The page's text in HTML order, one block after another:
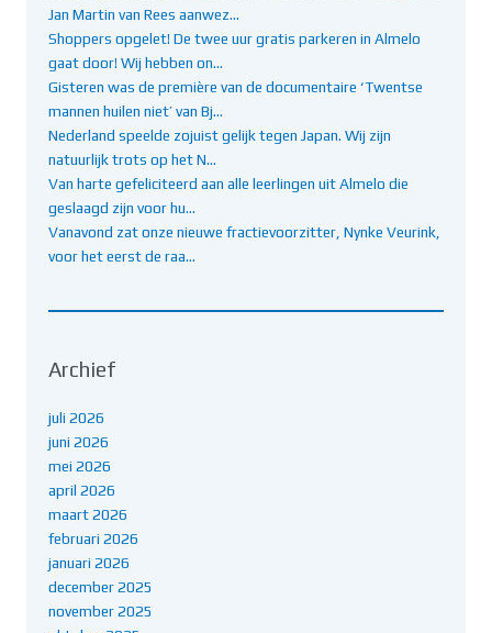
Jan Martin van Rees aanwez…
Shoppers opgelet! De twee uur gratis parkeren in Almelo
gaat door! Wij hebben on…
Gisteren was de première van de documentaire ‘Twentse
mannen huilen niet’ van Bj…
Nederland speelde zojuist gelijk tegen Japan. Wij zijn
natuurlijk trots op het N…
Van harte gefeliciteerd aan alle leerlingen uit Almelo die
geslaagd zijn voor hu…
Vanavond zat onze nieuwe fractievoorzitter, Nynke Veurink,
voor het eerst de raa…
Archief
juli 2026
juni 2026
mei 2026
april 2026
maart 2026
februari 2026
januari 2026
december 2025
november 2025